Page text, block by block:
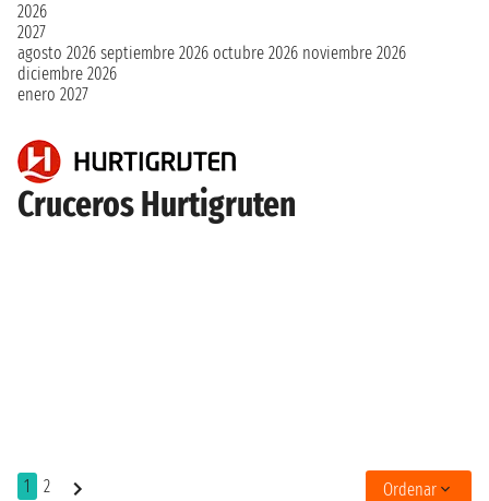
Cruceros Hurtigruten
1 2 Ordenar
2026
2027
agosto 2026 septiembre 2026 octubre 2026 noviembre 2026
diciembre 2026
enero 2027